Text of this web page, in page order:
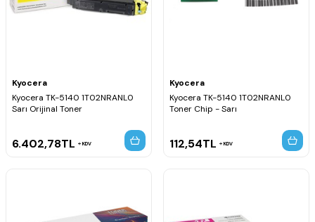
Kyocera
Kyocera TK-5140 1T02NRANL0
Sarı Orijinal Toner
6.402,78TL KDV
Kyocera
Kyocera TK-5140 1T02NRANL0
Toner Chip - Sarı
112,54TL KDV